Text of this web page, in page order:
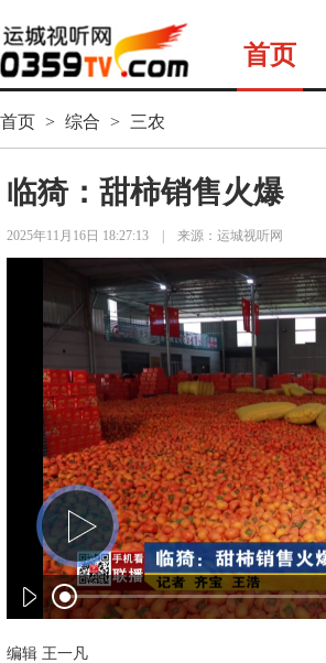
首页
首页 > 综合 > 三农
临猗：甜柿销售火爆
2025年11月16日 18:27:13 来源：运城视听网
编辑 王一凡